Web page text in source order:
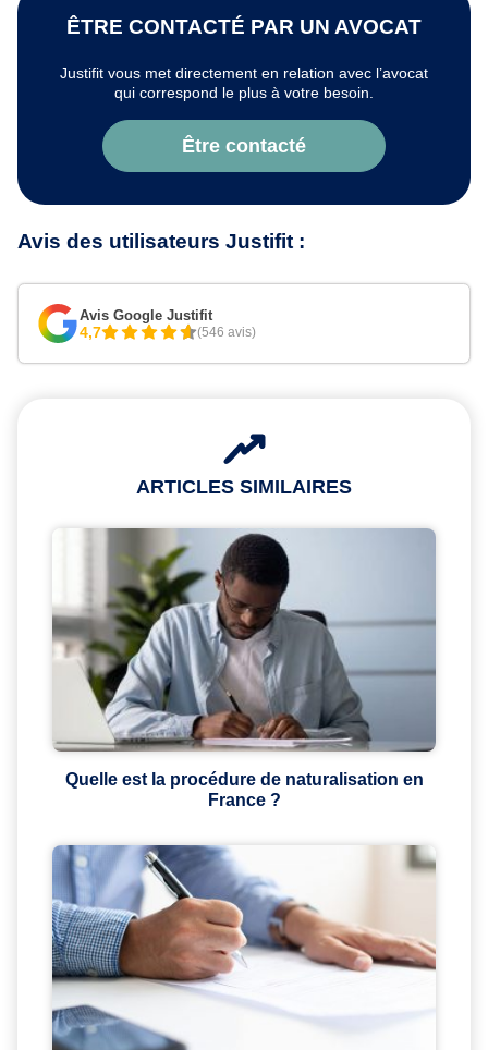
ÊTRE CONTACTÉ PAR UN AVOCAT
Justifit vous met directement en relation avec l’avocat
qui correspond le plus à votre besoin.
Être contacté
Avis des utilisateurs Justifit :
Avis Google Justifit
4,7 (546 avis)
ARTICLES SIMILAIRES
Quelle est la procédure de naturalisation en
France ?